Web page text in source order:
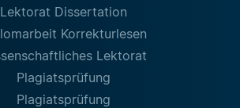
Lektorat Dissertation
Korrekturlesen
Lektorat
Plagiatsprüfung
Plagiatsprüfung